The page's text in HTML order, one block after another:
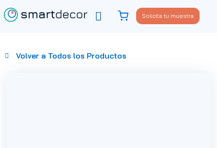
Solicita tu muestra
Volver a Todos los Productos